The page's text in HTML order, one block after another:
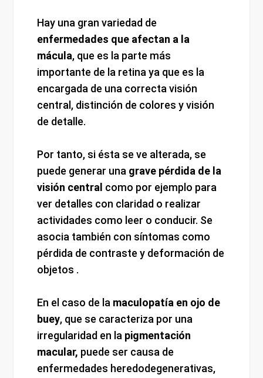
Hay una gran variedad de
enfermedades que afectan a la
mácula, que es la parte más
importante de la retina ya que es la
encargada de una correcta visión
central, distinción de colores y visión
de detalle.
Por tanto, si ésta se ve alterada, se
puede generar una grave pérdida de la
visión central como por ejemplo para
ver detalles con claridad o realizar
actividades como leer o conducir. Se
asocia también con síntomas como
pérdida de contraste y deformación de
objetos .
En el caso de la maculopatía en ojo de
buey, que se caracteriza por una
irregularidad en la pigmentación
macular, puede ser causa de
enfermedades heredodegenerativas,